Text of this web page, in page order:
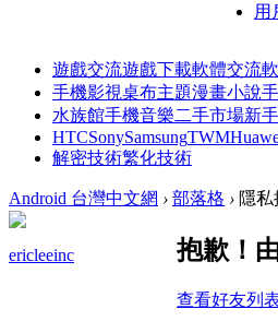
用
遊戲交流遊戲下載軟體交流
手機影視桌布主題漫畫小說
水族館手機音樂二手市場新
HTCSonySamsungTWM
解密技術繁化技術
Android 台灣中文網 › 部落格 › 隱私
ericleeinc 抱歉！
查看好友列